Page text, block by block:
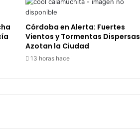
Córdoba en Alerta: Fuertes
Vientos y Tormentas Dispersas
Azotan la Ciudad
13 horas hace